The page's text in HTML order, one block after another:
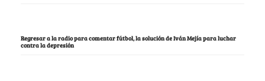
Regresar a la radio para comentar fútbol, la solución de Iván Mejía para luchar
contra la depresión